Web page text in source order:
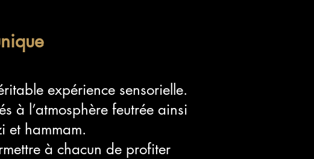
expérience sensorielle.
à l’atmosphère feutrée ainsi
et hammam.
à chacun de profiter